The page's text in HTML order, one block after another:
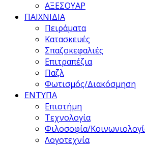
ΑΞΕΣΟΥΑΡ
ΠΑΙΧΝΙΔΙΑ
Πειράματα
Κατασκευές
Σπαζοκεφαλιές
Επιτραπέζια
Παζλ
Φωτισμός/Διακόσμηση
ΕΝΤΥΠΑ
Επιστήμη
Τεχνολογία
Φιλοσοφία/
Λογοτεχνία